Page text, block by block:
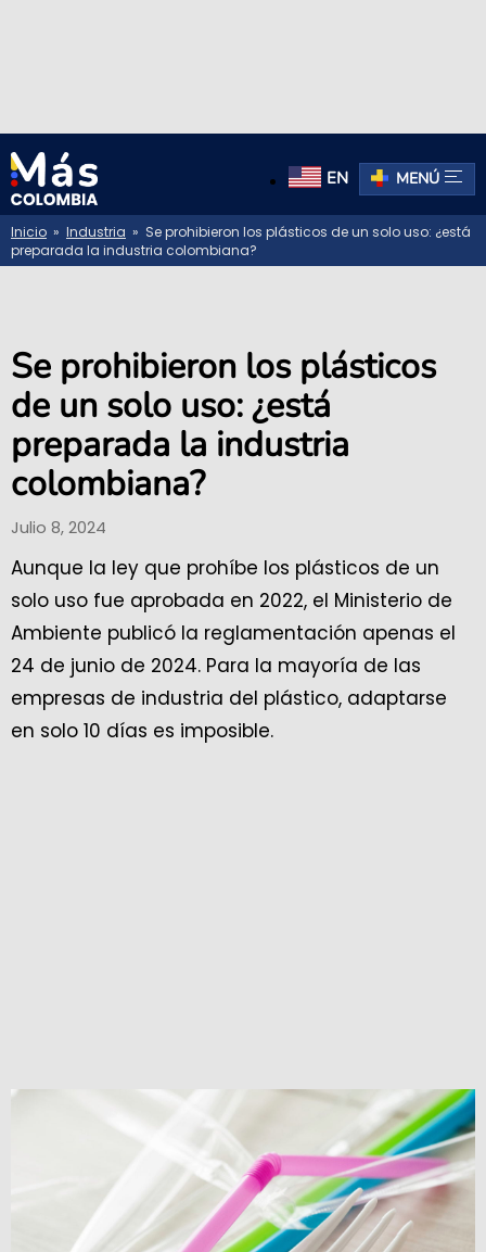
EN MENÚ
Inicio » Industria » Se prohibieron los plásticos de un solo uso: ¿está
preparada la industria colombiana?
Se prohibieron los plásticos
de un solo uso: ¿está
preparada la industria
colombiana?
Julio 8, 2024
Aunque la ley que prohíbe los plásticos de un
solo uso fue aprobada en 2022, el Ministerio de
Ambiente publicó la reglamentación apenas el
24 de junio de 2024. Para la mayoría de las
empresas de industria del plástico, adaptarse
en solo 10 días es imposible.